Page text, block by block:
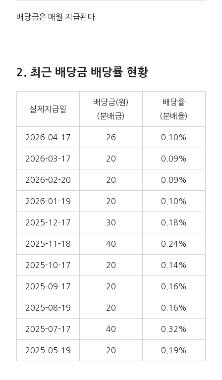
배당금은 매월 지급된다.
최근 배당금 배당률 현황
실제지급일
배당금(원)
(분배금)
배당률
(분배율)
2026-04-17 26 0.10%
2026-03-17 20 0.09%
2026-02-20 20 0.09%
2026-01-19 20 0.10%
2025-12-17 30 0.18%
2025-11-18 40 0.24%
2025-10-17 20 0.14%
2025-09-17 20 0.16%
2025-08-19 20 0.16%
2025-07-17 40 0.32%
2025-05-19 20 0.19%